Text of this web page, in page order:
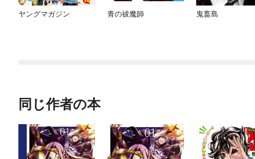
ヤングマガジン 青の祓魔師 鬼畜島
同じ作者の本